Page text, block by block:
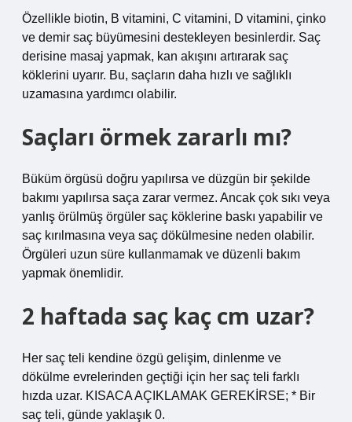
Özellikle biotin, B vitamini, C vitamini, D vitamini, çinko
ve demir saç büyümesini destekleyen besinlerdir. Saç
derisine masaj yapmak, kan akışını artırarak saç
köklerini uyarır. Bu, saçların daha hızlı ve sağlıklı
uzamasına yardımcı olabilir.
Saçları örmek zararlı mı?
Büküm örgüsü doğru yapılırsa ve düzgün bir şekilde
bakımı yapılırsa saça zarar vermez. Ancak çok sıkı veya
yanlış örülmüş örgüler saç köklerine baskı yapabilir ve
saç kırılmasına veya saç dökülmesine neden olabilir.
Örgüleri uzun süre kullanmamak ve düzenli bakım
yapmak önemlidir.
2 haftada saç kaç cm uzar?
Her saç teli kendine özgü gelişim, dinlenme ve
dökülme evrelerinden geçtiği için her saç teli farklı
hızda uzar. KISACA AÇIKLAMAK GEREKİRSE; * Bir
saç teli, günde yaklaşık 0.